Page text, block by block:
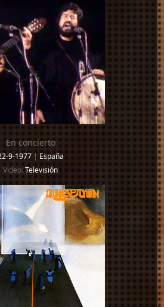
En concierto
9-1977|España
Video:Televisión